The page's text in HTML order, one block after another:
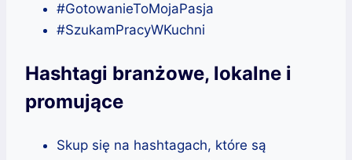
#GotowanieToMojaPasja
#SzukamPracyWKuchni
Hashtagi branżowe, lokalne i
promujące
Skup się na hashtagach, które są